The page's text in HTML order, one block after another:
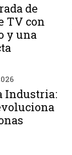
de
TV con
y una
Industria: